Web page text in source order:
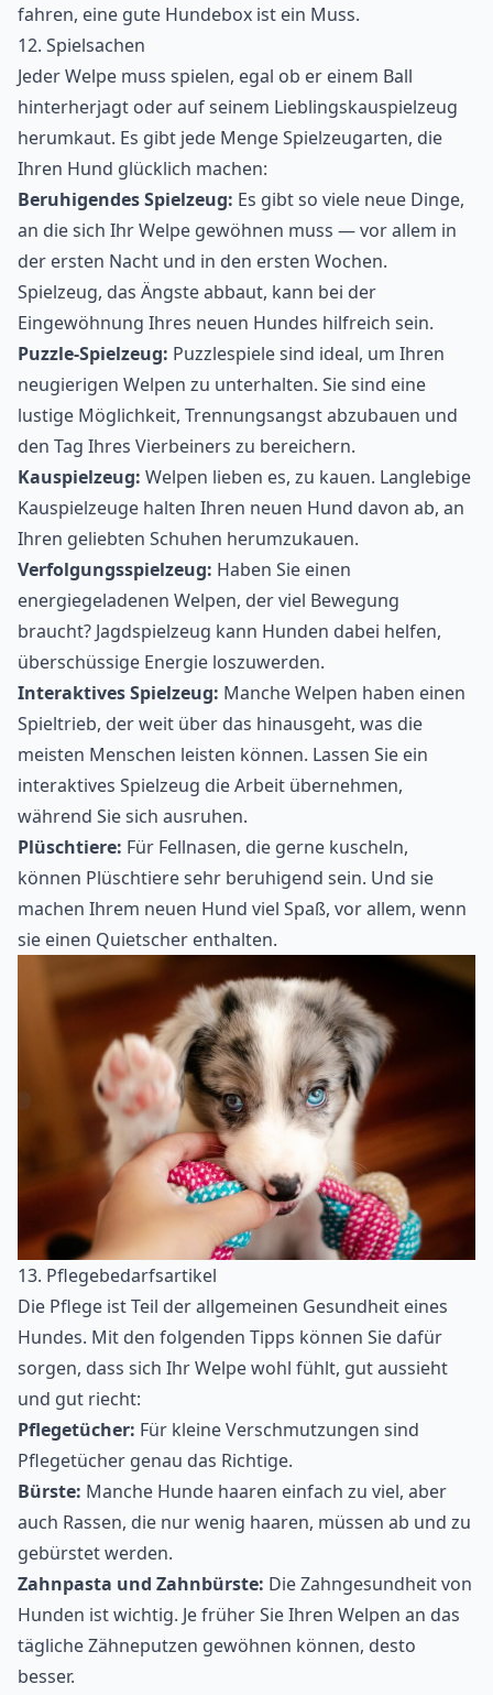
fahren, eine gute Hundebox ist ein Muss.
12. Spielsachen
Jeder Welpe muss spielen, egal ob er einem Ball
hinterherjagt oder auf seinem Lieblingskauspielzeug
herumkaut. Es gibt jede Menge Spielzeugarten, die
Ihren Hund glücklich machen:
Beruhigendes Spielzeug: Es gibt so viele neue Dinge,
an die sich Ihr Welpe gewöhnen muss — vor allem in
der ersten Nacht und in den ersten Wochen.
Spielzeug, das Ängste abbaut, kann bei der
Eingewöhnung Ihres neuen Hundes hilfreich sein.
Puzzle-Spielzeug: Puzzlespiele sind ideal, um Ihren
neugierigen Welpen zu unterhalten. Sie sind eine
lustige Möglichkeit, Trennungsangst abzubauen und
den Tag Ihres Vierbeiners zu bereichern.
Kauspielzeug: Welpen lieben es, zu kauen. Langlebige
Kauspielzeuge halten Ihren neuen Hund davon ab, an
Ihren geliebten Schuhen herumzukauen.
Verfolgungsspielzeug: Haben Sie einen
energiegeladenen Welpen, der viel Bewegung
braucht? Jagdspielzeug kann Hunden dabei helfen,
überschüssige Energie loszuwerden.
Interaktives Spielzeug: Manche Welpen haben einen
Spieltrieb, der weit über das hinausgeht, was die
meisten Menschen leisten können. Lassen Sie ein
interaktives Spielzeug die Arbeit übernehmen,
während Sie sich ausruhen.
Plüschtiere: Für Fellnasen, die gerne kuscheln,
können Plüschtiere sehr beruhigend sein. Und sie
machen Ihrem neuen Hund viel Spaß, vor allem, wenn
sie einen Quietscher enthalten.
13. Pflegebedarfsartikel
Die Pflege ist Teil der allgemeinen Gesundheit eines
Hundes. Mit den folgenden Tipps können Sie dafür
sorgen, dass sich Ihr Welpe wohl fühlt, gut aussieht
und gut riecht:
Pflegetücher: Für kleine Verschmutzungen sind
Pflegetücher genau das Richtige.
Bürste: Manche Hunde haaren einfach zu viel, aber
auch Rassen, die nur wenig haaren, müssen ab und zu
gebürstet werden.
Zahnpasta und Zahnbürste: Die Zahngesundheit von
Hunden ist wichtig. Je früher Sie Ihren Welpen an das
tägliche Zähneputzen gewöhnen können, desto
besser.